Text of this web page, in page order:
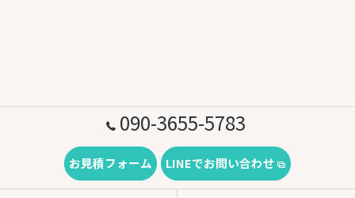
090-3655-5783
お見積フォーム LINEでお問い合わせ